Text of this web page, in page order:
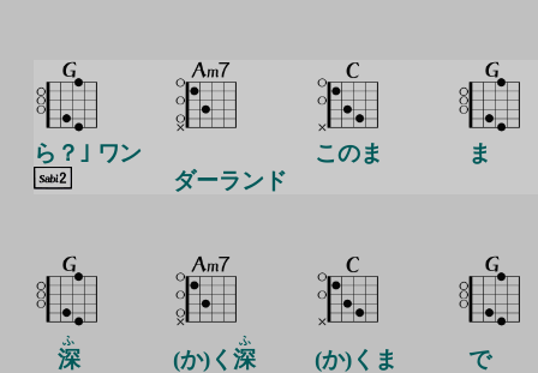
ら？｣ ワン
ダーランド
このま ま
深
ふ
(か)く 深
ふ
(か)くま で